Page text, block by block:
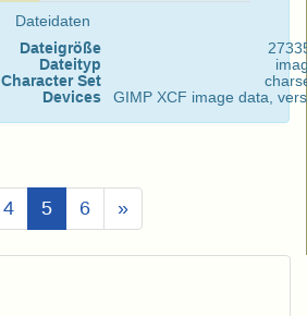
Dateidaten
Dateigröße
Dateityp
Character Set
Devices
GIMP XCF image data,
4 5(Aktuell)
6 »